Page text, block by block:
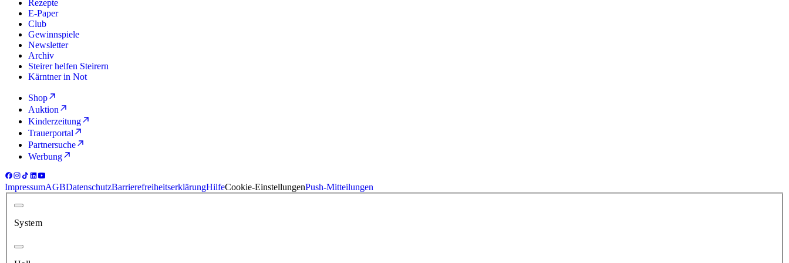
Rezepte
E-Paper
Club
Gewinnspiele
Newsletter
Archiv
Steirer helfen Steirern
Kärntner in Not
Shop
Auktion
Kinderzeitung
Trauerportal
Partnersuche
Werbung
ImpressumAGBDatenschutzBarrierefreiheitserklärungHilfeCookie-EinstellungenPush-Mitteilungen
System